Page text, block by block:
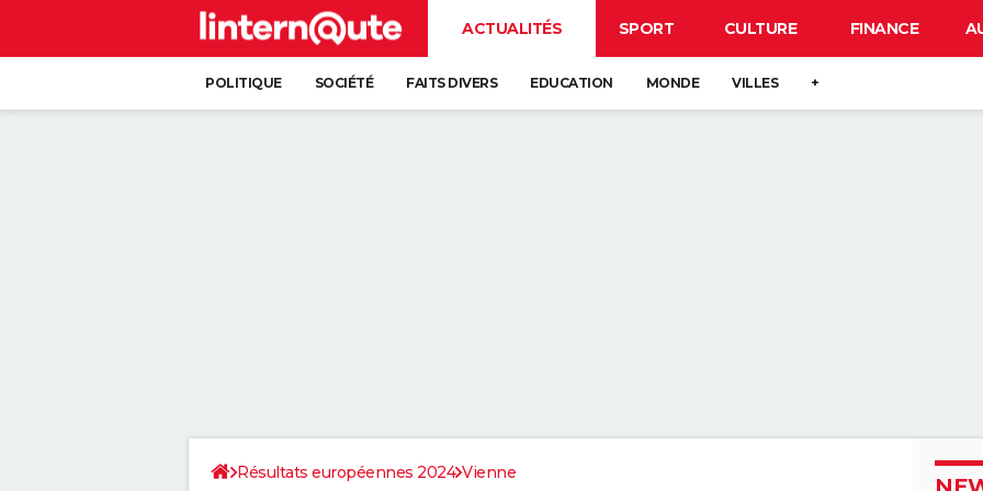
ACTUALITÉS SPORT CULTURE FINANCE
POLITIQUE SOCIÉTÉ FAITS DIVERS EDUCATION MONDE VILLES +
Résultats européennes 2024 Vienne